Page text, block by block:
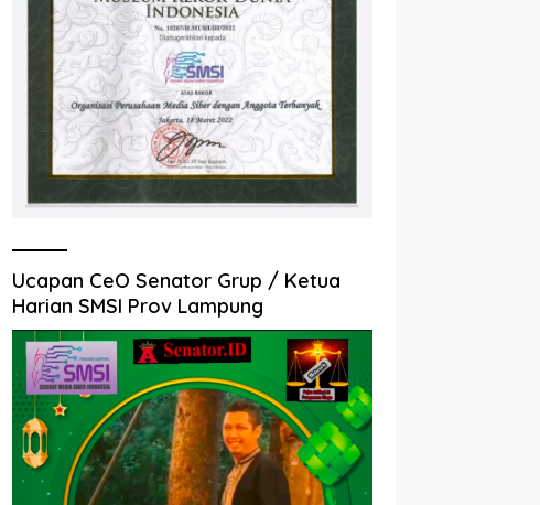
Ucapan CeO Senator Grup / Ketua
Harian SMSI Prov Lampung